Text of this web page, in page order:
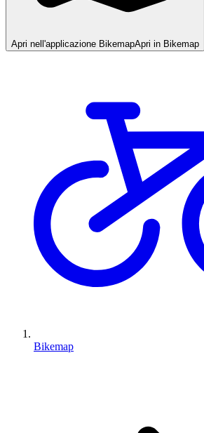
Apri nell'applicazione BikemapApri in Bikemap
Bikemap